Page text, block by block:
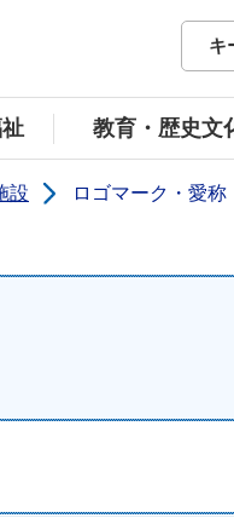
白河市公式ホームペー
キ
教育・歴史文
設 ロゴマーク・愛称